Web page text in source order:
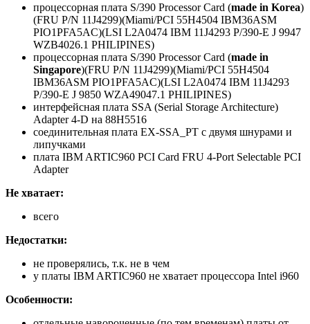
процессорная плата S/390 Processor Card (made in Korea)
(FRU P/N 11J4299)(Miami/PCI 55H4504 IBM36ASM
PIO1PFA5AC)(LSI L2A0474 IBM 11J4293 P/390-E J 9947
WZB4026.1 PHILIPINES)
процессорная плата S/390 Processor Card (made in
Singapore)(FRU P/N 11J4299)(Miami/PCI 55H4504
IBM36ASM PIO1PFA5AC)(LSI L2A0474 IBM 11J4293
P/390-E J 9850 WZA49047.1 PHILIPINES)
интерфейсная плата SSA (Serial Storage Architecture)
Adapter 4-D на 88H5516
соединительная плата EX-SSA_PT с двумя шнурами и
липучками
плата IBM ARTIC960 PCI Card FRU 4-Port Selectable PCI
Adapter
Не хватает:
всего
Недостатки:
не проверялись, т.к. не в чем
у платы IBM ARTIC960 не хватает процессора Intel i960
Особенности: